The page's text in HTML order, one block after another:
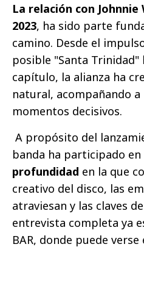
La relación con Johnnie
2023, ha sido parte
camino. Desde el
posible "Santa Trinidad"
capítulo, la alianza ha
natural, acompañando a
momentos decisivos.
A propósito del
banda ha participado en
profundidad en la que
creativo del disco, las
atraviesan y las claves
entrevista completa ya
BAR, donde puede verse